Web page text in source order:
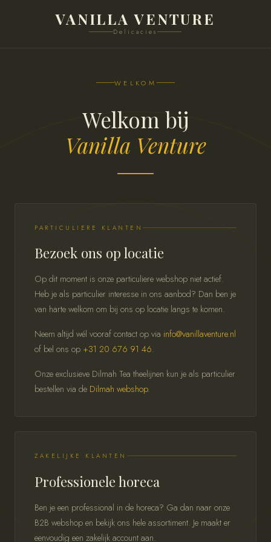
VANILLA VENTURE
Delicacies
WELKOM
Welkom bij
Vanilla Venture
PARTICULIERE KLANTEN
Bezoek ons op locatie
Op dit moment is onze particuliere webshop niet actief.
Heb je als particulier interesse in ons aanbod? Dan ben je
van harte welkom om bij ons op locatie langs te komen.
Neem altijd wél vooraf contact op via info@vanillaventure.nl
of bel ons op +31 20 676 91 46.
Onze exclusieve Dilmah Tea theelijnen kun je als particulier
bestellen via de Dilmah webshop.
ZAKELIJKE KLANTEN
Professionele horeca
Ben je een professional in de horeca? Ga dan naar onze
B2B webshop en bekijk ons hele assortiment. Je maakt er
eenvoudig een zakelijk account aan.